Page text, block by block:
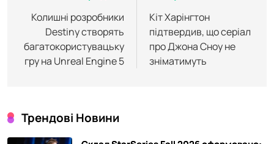
записів
Колишні розробники
Destiny створять
багатокористувацьку
гру на Unreal Engine 5
Кіт Харінгтон
підтвердив, що серіал
про Джона Сноу не
зніматимуть
Трендові Новини